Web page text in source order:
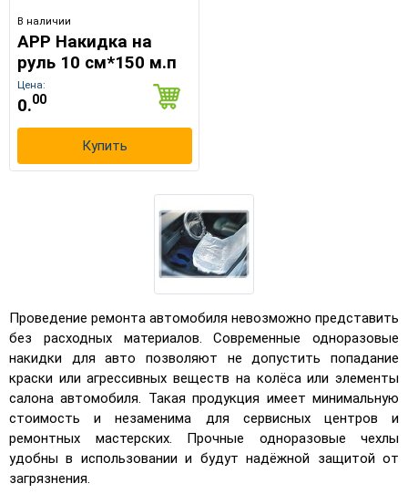
Выберите язык магазина ×
В наличии
APP Накидка на
руль 10 см*150 м.п
Цена:
0.00
Купить
Проведение ремонта автомобиля невозможно представить
без расходных материалов. Современные одноразовые
накидки для авто позволяют не допустить попадание
краски или агрессивных веществ на колёса или элементы
салона автомобиля. Такая продукция имеет минимальную
стоимость и незаменима для сервисных центров и
ремонтных мастерских. Прочные одноразовые чехлы
удобны в использовании и будут надёжной защитой от
загрязнения.